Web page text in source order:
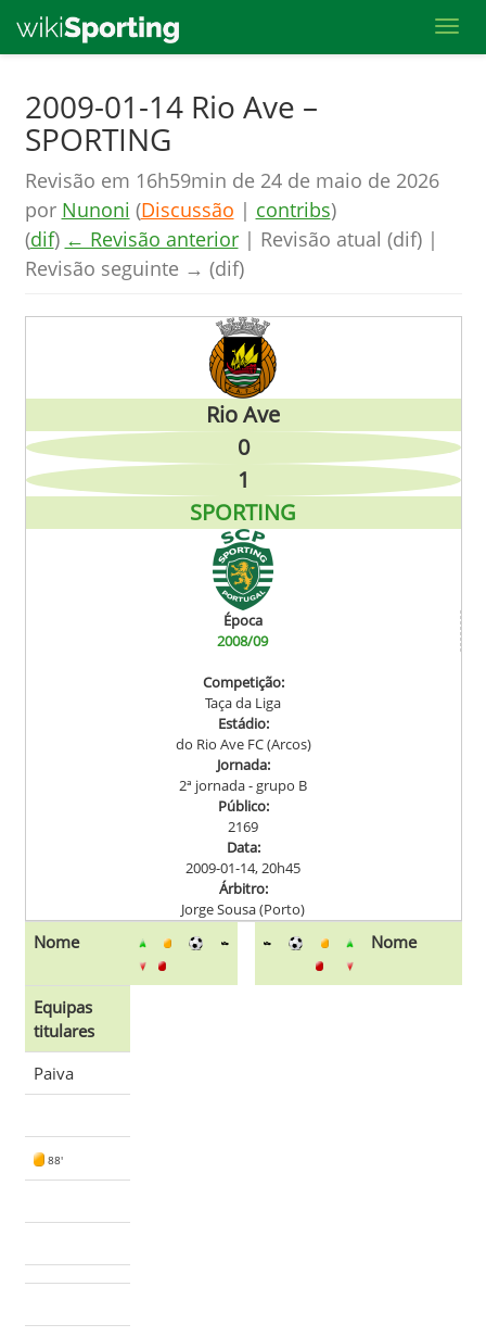
main
content
2009-01-14 Rio Ave –
SPORTING
Revisão em 16h59min de 24 de maio de 2026
por Nunoni (Discussão | contribs)
(dif) ← Revisão anterior| Revisão atual (dif) |
Revisão seguinte → (dif)
Rio Ave
0
1
SPORTING
Época
2008/09
Competição:
Taça da Liga
Estádio:
do Rio Ave FC (Arcos)
Jornada:
2ª jornada - grupo B
Público:
2169
Data:
2009-01-14, 20h45
Árbitro:
Jorge Sousa (Porto)
Nome Nome
Equipas
titulares
Paiva
88'